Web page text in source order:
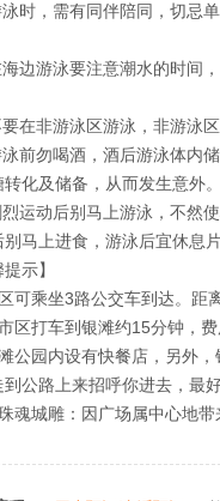
时，需有同伴陪同，切忌
边游泳要注意潮水的时间
在非游泳区游泳，非游泳
前勿喝酒，酒后游泳体内
转化及储备，从而发生意外
运动后别马上游泳，不然
别马上进食，游泳后宜休息
提示】
可乘坐3路公交车到达。距
区打车到银滩约15分钟，
公园内设有快餐店，另外
到公路上来招呼你进去，最
魂城雕：因广场属中心地